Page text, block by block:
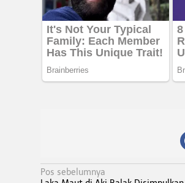
N
Pos sebelumnya